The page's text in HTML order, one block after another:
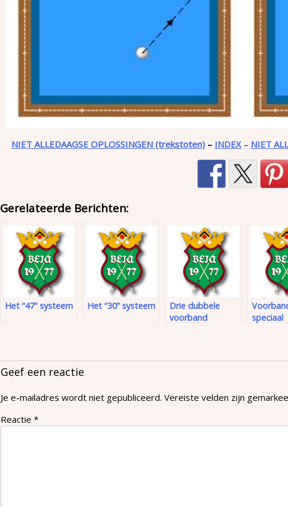
NIET ALLEDAAGSE OPLOSSINGEN (trekstoten) – INDEX– NIET
Gerelateerde Berichten:
Het “47” systeem Het “30” systeem
Drie dubbele
voorband
speciaal
Geef een reactie
Je e-mailadres wordt niet gepubliceerd. Vereiste velden zijn
Reactie *